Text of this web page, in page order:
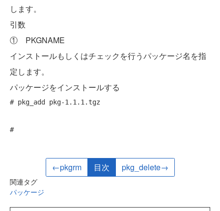
します。
引数
① PKGNAME
インストールもしくはチェックを行うパッケージ名を指
定します。
パッケージをインストールする
# pkg_add pkg-1.1.1.tgz
#
←pkgrm 目次 pkg_delete→
関連タグ
パッケージ